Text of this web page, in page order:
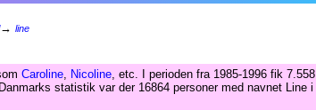
→ line
Caroline, Nicoline, etc. I perioden fra 1985-1996 fik 7.558
statistik var der 16864 personer med navnet Line i